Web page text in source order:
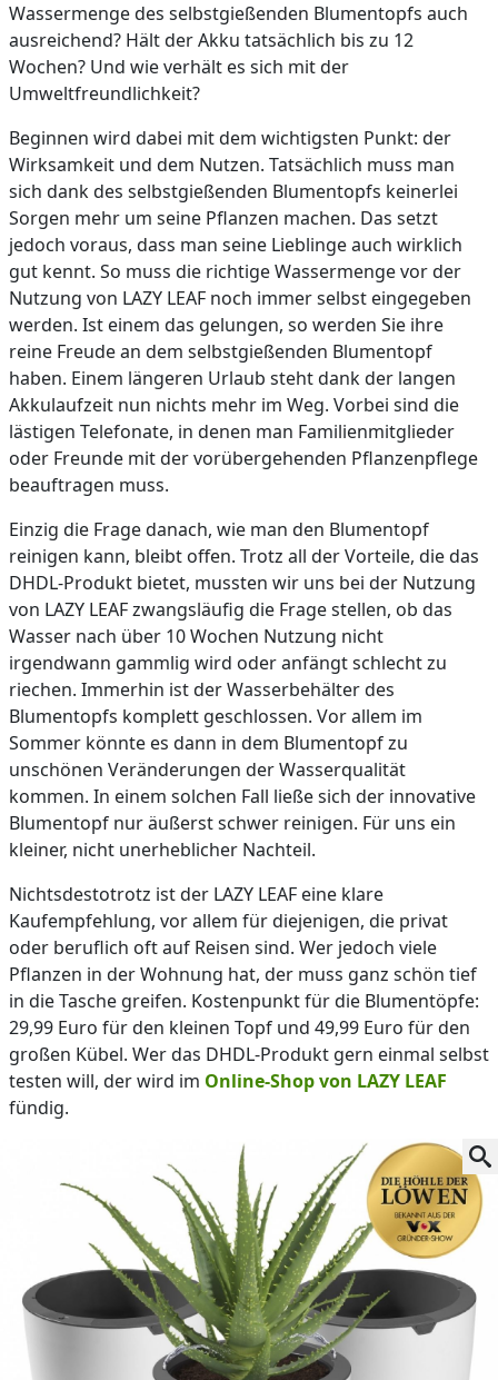
Wassermenge des selbstgießenden Blumentopfs auch
ausreichend? Hält der Akku tatsächlich bis zu 12
Wochen? Und wie verhält es sich mit der
Umweltfreundlichkeit?
Beginnen wird dabei mit dem wichtigsten Punkt: der
Wirksamkeit und dem Nutzen. Tatsächlich muss man
sich dank des selbstgießenden Blumentopfs keinerlei
Sorgen mehr um seine Pflanzen machen. Das setzt
jedoch voraus, dass man seine Lieblinge auch wirklich
gut kennt. So muss die richtige Wassermenge vor der
Nutzung von LAZY LEAF noch immer selbst eingegeben
werden. Ist einem das gelungen, so werden Sie ihre
reine Freude an dem selbstgießenden Blumentopf
haben. Einem längeren Urlaub steht dank der langen
Akkulaufzeit nun nichts mehr im Weg. Vorbei sind die
lästigen Telefonate, in denen man Familienmitglieder
oder Freunde mit der vorübergehenden Pflanzenpflege
beauftragen muss.
Einzig die Frage danach, wie man den Blumentopf
reinigen kann, bleibt offen. Trotz all der Vorteile, die das
DHDL-Produkt bietet, mussten wir uns bei der Nutzung
von LAZY LEAF zwangsläufig die Frage stellen, ob das
Wasser nach über 10 Wochen Nutzung nicht
irgendwann gammlig wird oder anfängt schlecht zu
riechen. Immerhin ist der Wasserbehälter des
Blumentopfs komplett geschlossen. Vor allem im
Sommer könnte es dann in dem Blumentopf zu
unschönen Veränderungen der Wasserqualität
kommen. In einem solchen Fall ließe sich der innovative
Blumentopf nur äußerst schwer reinigen. Für uns ein
kleiner, nicht unerheblicher Nachteil.
Nichtsdestotrotz ist der LAZY LEAF eine klare
Kaufempfehlung, vor allem für diejenigen, die privat
oder beruflich oft auf Reisen sind. Wer jedoch viele
Pflanzen in der Wohnung hat, der muss ganz schön tief
in die Tasche greifen. Kostenpunkt für die Blumentöpfe:
29,99 Euro für den kleinen Topf und 49,99 Euro für den
großen Kübel. Wer das DHDL-Produkt gern einmal selbst
testen will, der wird im Online-Shop von LAZY LEAF
fündig.